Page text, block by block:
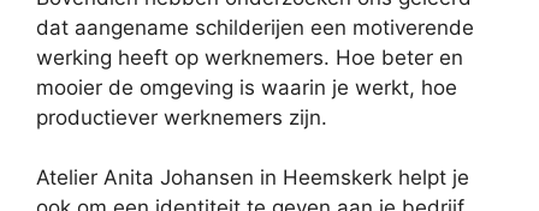
dat aangename schilderijen een motiverende
werking heeft op werknemers. Hoe beter en
mooier de omgeving is waarin je werkt, hoe
productiever werknemers zijn.
Atelier Anita Johansen in Heemskerk helpt je